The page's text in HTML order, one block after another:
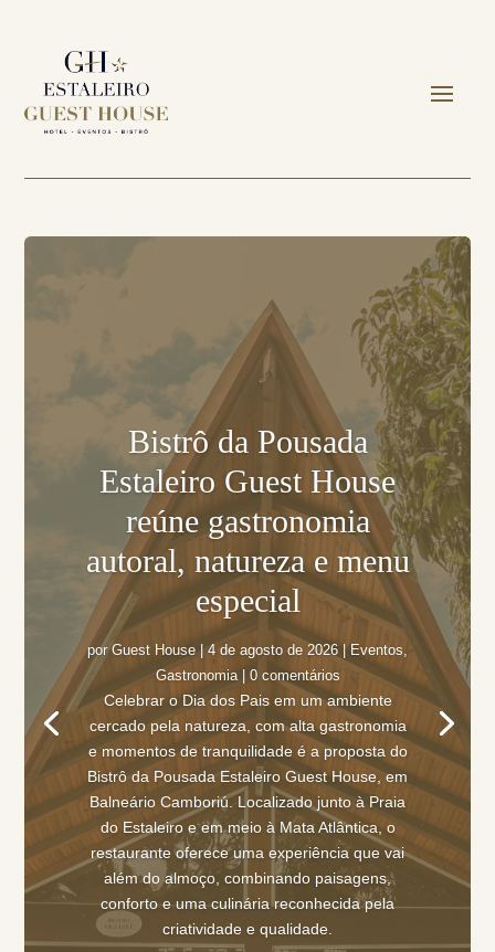
Bistrô da Pousada
Estaleiro Guest House
reúne gastronomia
autoral, natureza e menu
especial
porGuest House 4 de agosto de 2026 |Eventos
Gastronomia| 0 comentários
Celebrar o Dia dos Pais em um ambiente
cercado pela natureza, com alta gastronomia
e momentos de tranquilidade é a proposta do
Bistrô da Pousada Estaleiro Guest House, em
Balneário Camboriú. Localizado junto à Praia
do Estaleiro e em meio à Mata Atlântica, o
restaurante oferece uma experiência que vai
além do almoço, combinando paisagens,
conforto e uma culinária reconhecida pela
criatividade e qualidade.